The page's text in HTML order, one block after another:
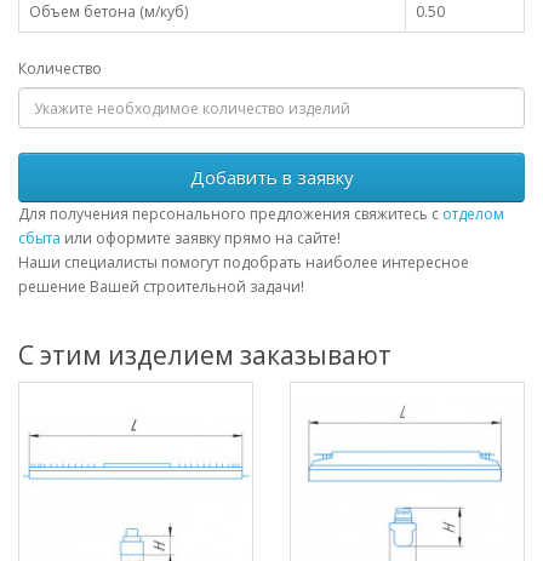
Объем бетона (м/куб)
0.50
Количество
Добавить в заявку
Для получения персонального предложения свяжитесь с отделом
сбыта или оформите заявку прямо на сайте!
Наши специалисты помогут подобрать наиболее интересное
решение Вашей строительной задачи!
С этим изделием заказывают